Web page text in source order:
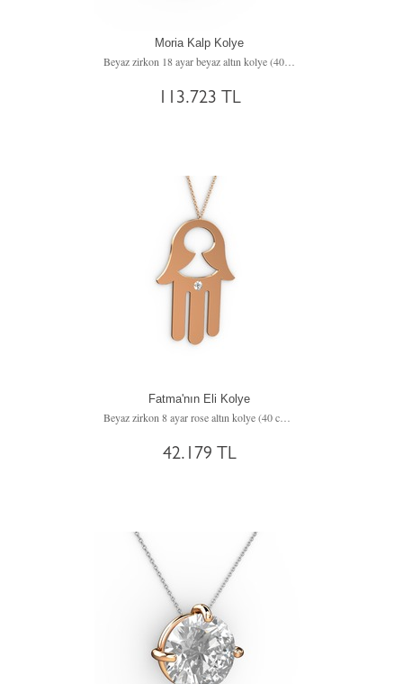
Moria Kalp Kolye
Beyaz zirkon 18 ayar beyaz altın kolye (40 cm rose altın rolo zincir)
113.723 TL
Fatma'nın Eli Kolye
Beyaz zirkon 8 ayar rose altın kolye (40 cm rose altın rolo zincir)
42.179 TL